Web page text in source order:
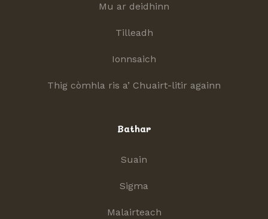
Mu ar deidhinn
Tilleadh
Ionnsaich
Thig còmhla ris a’ Chuairt-litir againn
Bathar
Suain
Sigma
Malairteach